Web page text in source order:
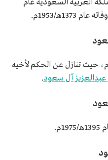
العربية السعودية عام
تولى الحكم حتى عام 1384هـ/1964م، حيث تنازل عن الحكم لأخيه
آل سعود.